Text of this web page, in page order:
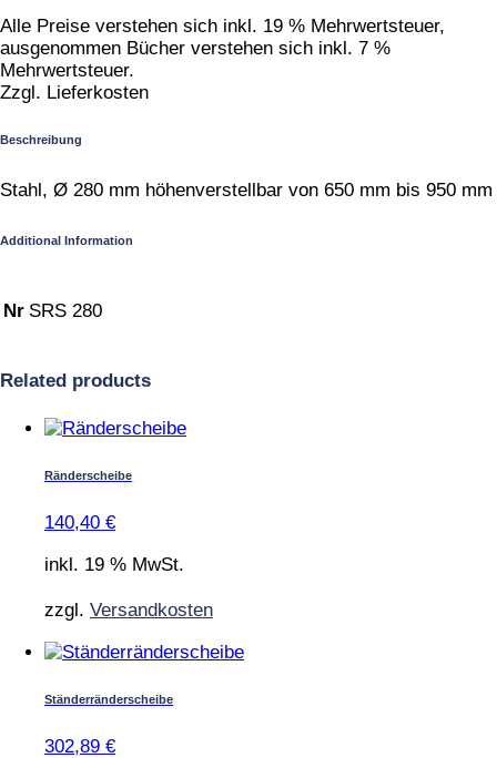
Alle Preise verstehen sich inkl. 19 % Mehrwertsteuer,
ausgenommen Bücher verstehen sich inkl. 7 %
Mehrwertsteuer.
Zzgl. Lieferkosten
Beschreibung
Stahl, Ø 280 mm höhenverstellbar von 650 mm bis 950 mm
Additional Information
Nr SRS 280
Related products
Ränderscheibe
140,40 €
inkl. 19 % MwSt.
zzgl. Versandkosten
Ständerränderscheibe
302,89 €